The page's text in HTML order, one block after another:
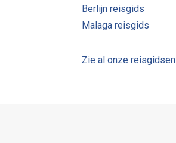
Berlijn reisgids
Malaga reisgids
Zie al onze reisgidsen